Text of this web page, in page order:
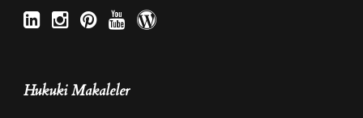
Hukuki Makaleler